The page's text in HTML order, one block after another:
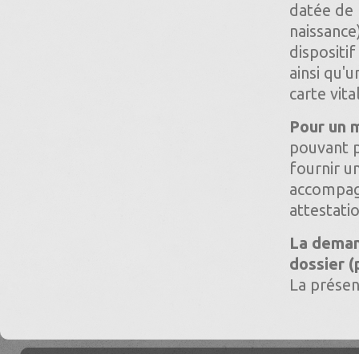
datée de
dispositif
ainsi
carte
Pour un
pouvant
fournir
La
dossier
La